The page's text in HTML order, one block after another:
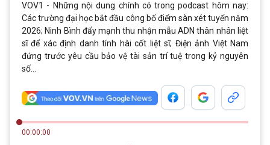
VOV1 - Những nội dung chính có trong podcast hôm nay:
Các trường đại học bắt đầu công bố điểm sàn xét tuyển năm
2026; Ninh Bình đẩy mạnh thu nhận mẫu ADN thân nhân liệt
sĩ để xác định danh tính hài cốt liệt sĩ; Điện ảnh Việt Nam
đứng trước yêu cầu bảo vệ tài sản trí tuệ trong kỷ nguyên
số...
00:00:00